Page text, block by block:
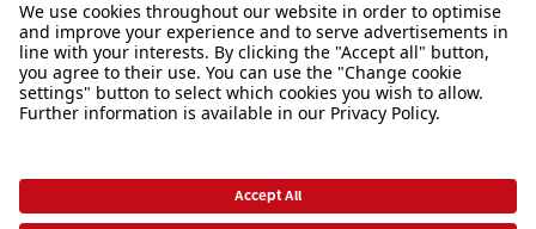
Sortiment
Inspiration